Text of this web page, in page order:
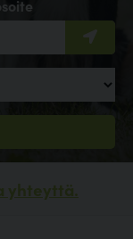
yhteyttä.